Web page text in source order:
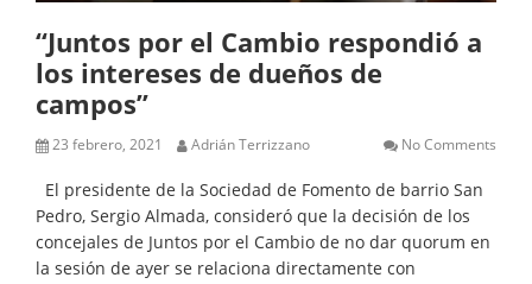
“Juntos por el Cambio respondió a
los intereses de dueños de
campos”
23 febrero, 2021 Adrián Terrizzano No Comments
El presidente de la Sociedad de Fomento de barrio San
Pedro, Sergio Almada, consideró que la decisión de los
concejales de Juntos por el Cambio de no dar quorum en
la sesión de ayer se relaciona directamente con